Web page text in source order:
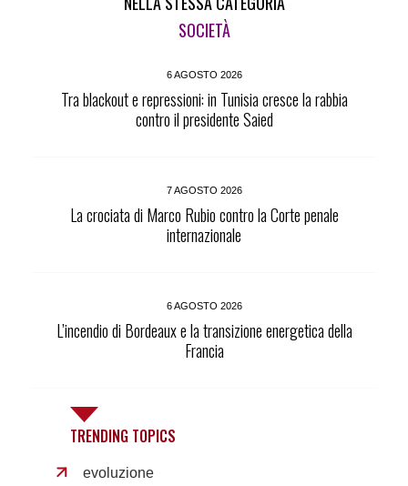
SOCIETÀ
6 AGOSTO 2026
Tra blackout e repressioni: in Tunisia cresce la rabbia
contro il presidente Saied
7 AGOSTO 2026
La crociata di Marco Rubio contro la Corte penale
internazionale
6 AGOSTO 2026
L’incendio di Bordeaux e la transizione energetica della
Francia
TRENDING TOPICS
evoluzione